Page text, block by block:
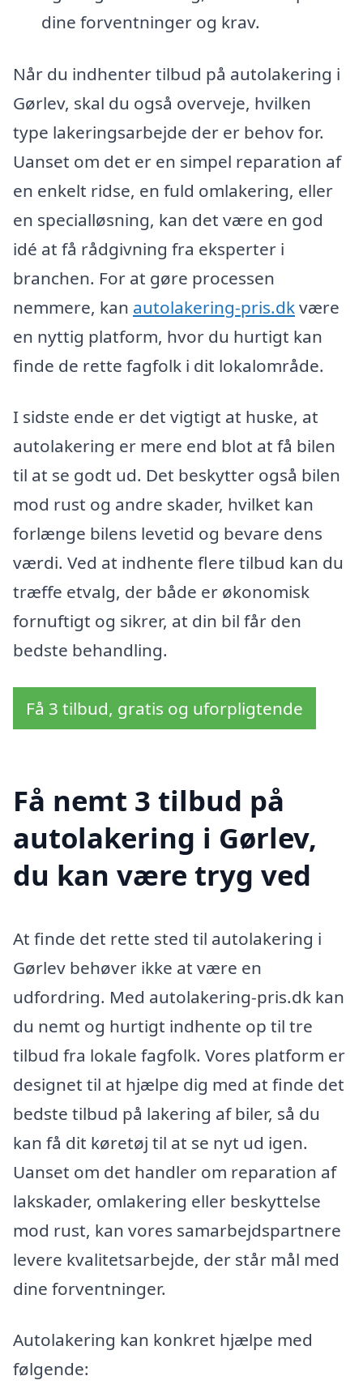
dine forventninger og krav.
Når du indhenter tilbud på autolakering i
Gørlev, skal du også overveje, hvilken
type lakeringsarbejde der er behov for.
Uanset om det er en simpel reparation af
en enkelt ridse, en fuld omlakering, eller
en specialløsning, kan det være en god
idé at få rådgivning fra eksperter i
branchen. For at gøre processen
nemmere, kan autolakering-pris.dkvære
en nyttig platform, hvor du hurtigt kan
finde de rette fagfolk i dit lokalområde.
I sidste ende er det vigtigt at huske, at
autolakering er mere end blot at få bilen
til at se godt ud. Det beskytter også bilen
mod rust og andre skader, hvilket kan
forlænge bilens levetid og bevare dens
værdi. Ved at indhente flere tilbud kan du
træffe etvalg, der både er økonomisk
fornuftigt og sikrer, at din bil får den
bedste behandling.
Få 3 tilbud, gratis og uforpligtende
Få nemt 3 tilbud på
autolakering i Gørlev,
du kan være tryg ved
At finde det rette sted til autolakering i
Gørlev behøver ikke at være en
udfordring. Med autolakering-pris.dk kan
du nemt og hurtigt indhente op til tre
tilbud fra lokale fagfolk. Vores platform er
designet til at hjælpe dig med at finde det
bedste tilbud på lakering af biler, så du
kan få dit køretøj til at se nyt ud igen.
Uanset om det handler om reparation af
lakskader, omlakering eller beskyttelse
mod rust, kan vores samarbejdspartnere
levere kvalitetsarbejde, der står mål med
dine forventninger.
Autolakering kan konkret hjælpe med
følgende: